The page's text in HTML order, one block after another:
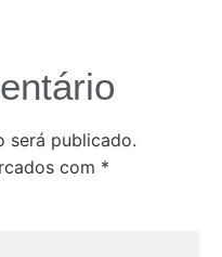
será publicado.
com *